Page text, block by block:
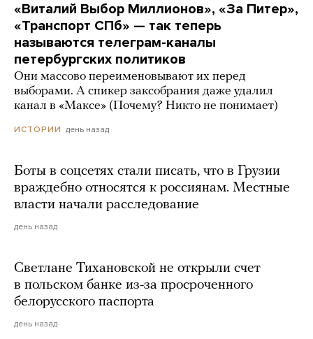
«Виталий Выбор Миллионов», «За Питер»,
«Транспорт СПб» — так теперь
называются телеграм-каналы
петербургских политиков
Они массово переименовывают их перед
выборами. А спикер заксобрания даже удалил
канал в «Максе» (Почему? Никто не понимает)
ИСТОРИИ день назад
Боты в соцсетях стали писать, что в Грузии
враждебно относятся к россиянам. Местные
власти начали расследование
день назад
Светлане Тихановской не открыли счет
в польском банке из-за просроченного
белорусского паспорта
день назад